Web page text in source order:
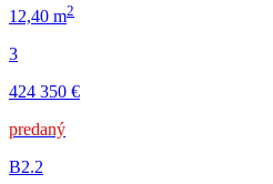
12,40 m2
3
424 350 €
predaný
B2.2